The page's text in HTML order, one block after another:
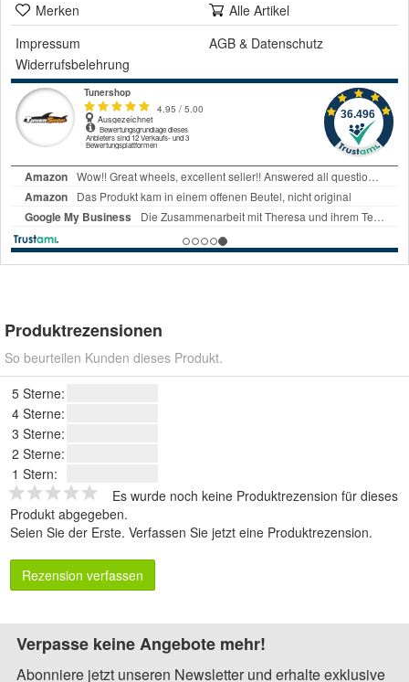
Merken
Alle Artikel
Impressum
AGB & Datenschutz
Widerrufsbelehrung
Produktrezensionen
So beurteilen Kunden dieses Produkt.
5 Sterne:
4 Sterne:
3 Sterne:
2 Sterne:
1 Stern:
Es wurde noch keine Produktrezension für dieses
Produkt abgegeben.
Seien Sie der Erste. Verfassen Sie jetzt eine Produktrezension.
Rezension verfassen
Verpasse keine Angebote mehr!
Abonniere jetzt unseren Newsletter und erhalte exklusive